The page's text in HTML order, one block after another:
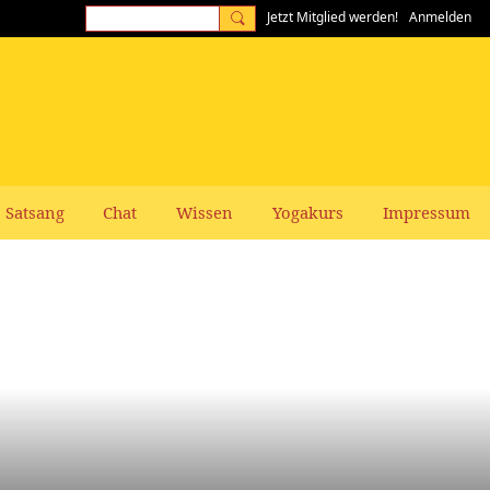
Jetzt Mitglied werden! Anmelden
Satsang Chat Wissen Yogakurs Impressum